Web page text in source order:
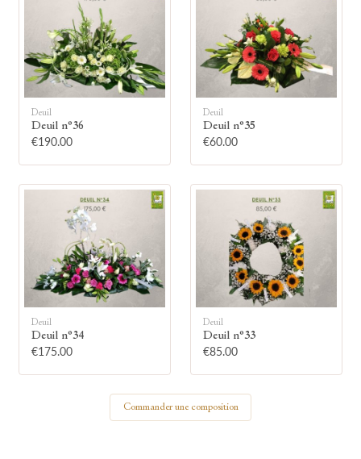
Allumez une bougie
Montrez votre soutien à la famille en
allumant symboliquement une bougie.
Votre prénom
Deuil
Deuil n°36
€190.00
Deuil
Deuil n°35
€60.00
Deuil
Deuil n°34
€175.00
Deuil
Deuil n°33
€85.00
Commander une composition